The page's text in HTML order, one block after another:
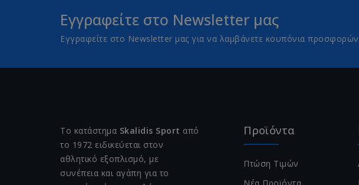
Εγγραφείτε στο Newsletter μας
Εγγραφείτε στο Newsletter μας για να λαμβάνετε κουπόνια προσφορών
Το κατάστημα Skalidis Sport από
το 1972 ειδικεύεται στον
αθλητικό εξοπλισμό, με
συνέπεια και αγάπη για το
Προϊόντα
Πτώση Τιμών
Νέα Προϊόντα